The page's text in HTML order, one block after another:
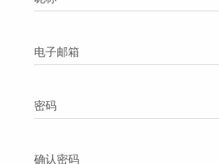
电子邮箱
密码
确认密码